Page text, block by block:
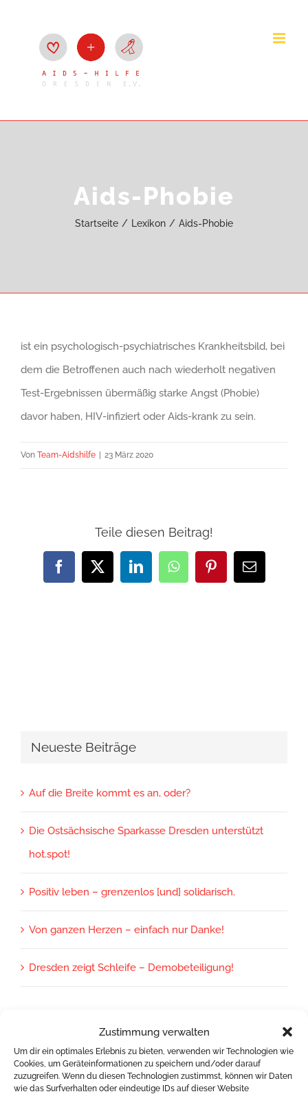
Zustimmung verwalten
Um dir ein optimales Erlebnis zu bieten, verwenden wir Technologien wie
Cookies, um Geräteinformationen zu speichern und/oder darauf
zuzugreifen. Wenn du diesen Technologien zustimmst, können wir Daten
wie das Surfverhalten oder eindeutige IDs auf dieser Website
Aids-Phobie
Startseite Lexikon Aids-Phobie
ist ein psychologisch-psychiatrisches Krankheitsbild, bei
dem die Betroffenen auch nach wiederholt negativen
Test-Ergebnissen übermäßig starke Angst (Phobie)
davor haben, HIV-infiziert oder Aids-krank zu sein.
Von Team-Aidshilfe | 23 März 2020
Teile diesen Beitrag!
Facebook
X LinkedInWhatsAppPinterest
E-
Mail
Neueste Beiträge
Auf die Breite kommt es an, oder?
Die Ostsächsische Sparkasse Dresden unterstützt
hot.spot!
Positiv leben – grenzenlos [und] solidarisch.
Von ganzen Herzen – einfach nur Danke!
Dresden zeigt Schleife – Demobeteiligung!
Archiv